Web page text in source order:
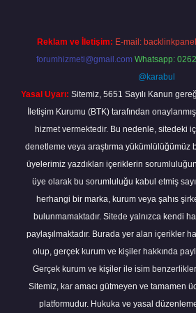
Reklam ve İletişim: E-mail:
forumhizmeti@gmail.com Whatsapp:
@karabul
Yasal Uyarı: Sitemiz, 5651 Sayılı Kanun
İletişim Kurumu (BTK) tarafından
hizmet vermektedir. Bu nedenle, sitedeki
denetleme veya araştırma yükümlülüğümüz
üyelerimiz yazdıkları içeriklerin
üye olarak bu sorumluluğu kabul etmiş
herhangi bir marka, kurum veya şahıs
bulunmamaktadır. Sitede yalnızca kendi
paylaşılmaktadır. Burada yer alan içerikler
olup, gerçek kurum ve kişiler hakkında
Gerçek kurum ve kişiler ile isim
Sitemiz, kar amacı gütmeyen ve tamamen
platformudur. Hukuka ve yasal